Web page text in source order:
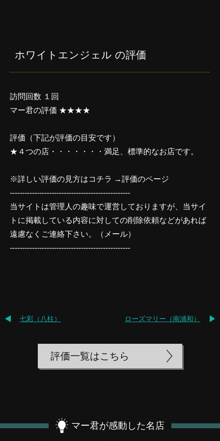
ホワイトエンジェル の評価
訪問回数 １回
マー君の評価 ★★★★
評価（下記が評価の目安です）
★４つの店・・・・・・・満足、標準的なお店です。
※詳しい評価の見方はコチラ →評価のページ
-------------------------------------------------
当サイトは管理人の趣味で運営しておりますが、当サイ
トに掲載している内容に対しての削除依頼などがあれば
遠慮なくご連絡下さい。（ メール）
-------------------------------------------------
七彩（八柱） ローズマリー（南浦和）
評価一覧はこちら
マー君が感動した名店